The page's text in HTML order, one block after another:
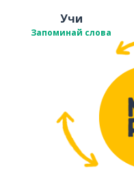
Учи
Запоминай слова